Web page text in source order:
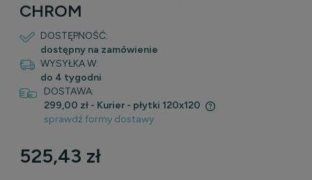
CHROM
DOSTĘPNOŚĆ:
dostępny na zamówienie
WYSYŁKA W:
do 4 tygodni
DOSTAWA:
299,00 zł - Kurier - płytki 120x120
Cena nie zawiera ewentualnych kosztów płatności
sprawdź formy dostawy
525,43 zł